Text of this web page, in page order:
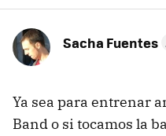
Sacha Fuentes
Ya sea para entrenar
Band o si tocamos la